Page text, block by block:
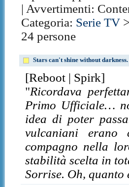
| Avvertimenti:
Categoria: Serie TV >
24 persone
Stars can't shine without
[Reboot | Spirk]
"Ricordava
Primo Ufficiale…
idea di poter
vulcaniani erano
compagno nella
stabilità scelta in
Sorrise. Oh,